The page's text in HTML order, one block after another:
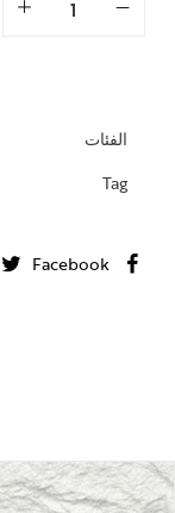
الفئات
Tag
Facebook